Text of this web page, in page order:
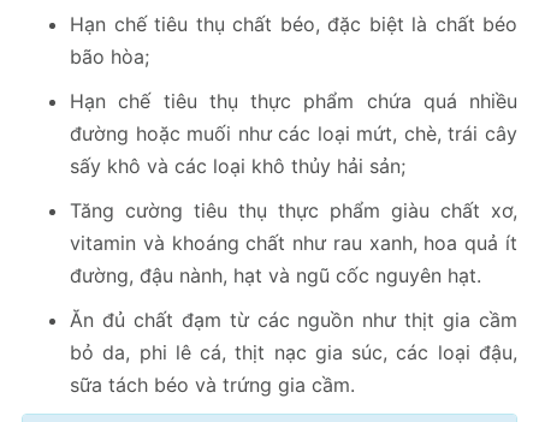
Hạn chế tiêu thụ chất béo, đặc biệt là chất béo
bão hòa;
Hạn chế tiêu thụ thực phẩm chứa quá nhiều
đường hoặc muối như các loại mứt, chè, trái cây
sấy khô và các loại khô thủy hải sản;
Tăng cường tiêu thụ thực phẩm giàu chất xơ,
vitamin và khoáng chất như rau xanh, hoa quả ít
đường, đậu nành, hạt và ngũ cốc nguyên hạt.
Ăn đủ chất đạm từ các nguồn như thịt gia cầm
bỏ da, phi lê cá, thịt nạc gia súc, các loại đậu,
sữa tách béo và trứng gia cầm.